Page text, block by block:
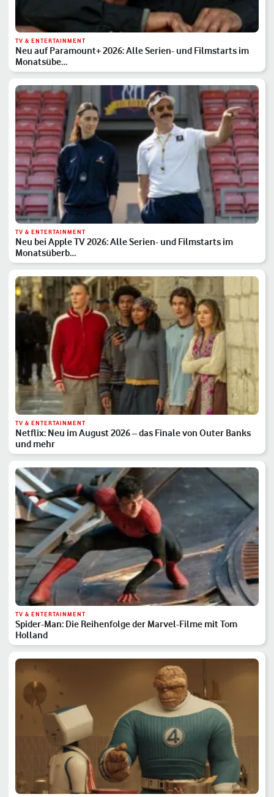
TV & ENTERTAINMENT
Neu auf Paramount+ 2026: Alle Serien- und Filmstarts im
Monatsübe…
TV & ENTERTAINMENT
Neu bei Apple TV 2026: Alle Serien- und Filmstarts im
Monatsüberb…
TV & ENTERTAINMENT
Netflix: Neu im August 2026 – das Finale von Outer Banks
und mehr
TV & ENTERTAINMENT
Spider-Man: Die Reihenfolge der Marvel-Filme mit Tom
Holland